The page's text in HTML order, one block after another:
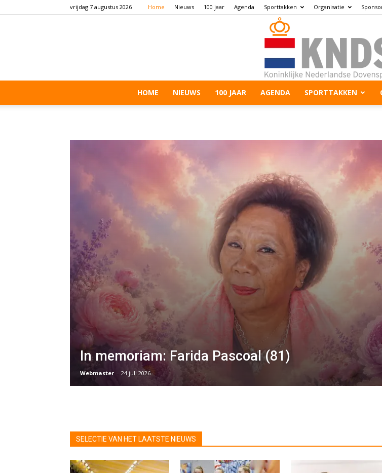
vrijdag 7 augustus 2026 Home Nieuws 100 jaar Agenda Sporttakken Organisatie
HOME NIEUWS 100 JAAR AGENDA SPORTTAKKEN
In memoriam: Farida Pascoal (81)
Webmaster - 24 juli 2026
SELECTIE VAN HET LAATSTE NIEUWS